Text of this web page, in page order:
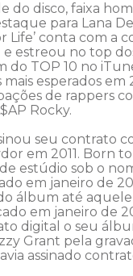
do disco, faixa
para Lana
Life’ conta com a
estreou no top
do TOP 10 no
esperados em
de rappers
Rocky.
seu contrato
em 2011. Born
estúdio sob o
em janeiro de
álbum até
em janeiro de
digital o seu
Grant pela
assinado